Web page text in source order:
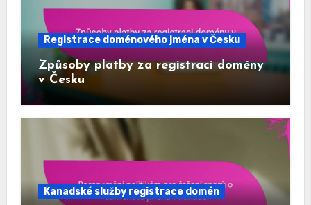
Registrace doménového jména v Česku
Způsoby platby za registraci domény
v Česku
Kanadské služby registrace domén